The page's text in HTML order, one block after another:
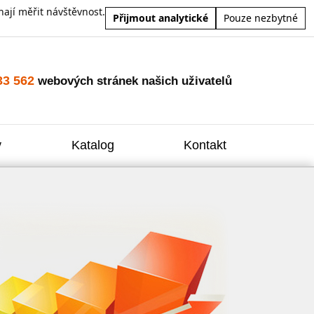
měřit návštěvnost.
Přijmout analytické Pouze nezbytné
562 webových stránek našich uživatelů
Katalog Kontakt